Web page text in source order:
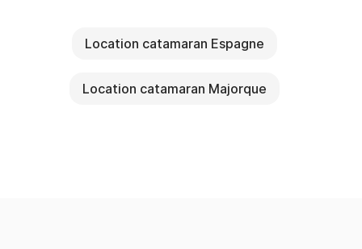
Location catamaran Espagne
Location catamaran Majorque